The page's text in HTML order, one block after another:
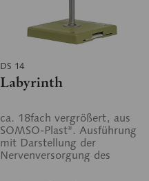
DS 14
Labyrinth
ca. 18fach vergrößert, aus
SOMSO-Plast®. Ausführung
mit Darstellung der
Nervenversorgung des